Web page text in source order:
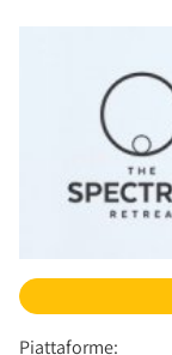
Piattaforme: